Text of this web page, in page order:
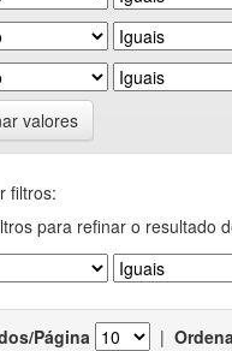
valores
filtros:
para refinar o resultado
Página |